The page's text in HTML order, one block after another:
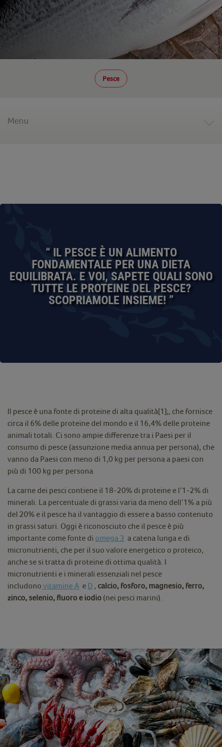
Pesce
Menu
“ IL PESCE È UN ALIMENTO
FONDAMENTALE PER UNA DIETA
EQUILIBRATA. E VOI, SAPETE QUALI SONO
TUTTE LE PROTEINE DEL PESCE?
SCOPRIAMOLE INSIEME! ”
Il pesce è una fonte di proteine di alta qualità[1];, che fornisce
circa il 6% delle proteine del mondo e il 16,4% delle proteine
animali totali. Ci sono ampie differenze tra i Paesi per il
consumo di pesce (assunzione media annua per persona), che
vanno da Paesi con meno di 1,0 kg per persona a paesi con
più di 100 kg per persona
La carne dei pesci contiene il 18-20% di proteine e l’1-2% di
minerali. La percentuale di grassi varia da meno dell’1% a più
del 20% e il pesce ha il vantaggio di essere a basso contenuto
in grassi saturi. Oggi è riconosciuto che il pesce è più
importante come fonte di omega 3 a catena lunga e di
micronutrienti, che per il suo valore energetico o proteico,
anche se si tratta di proteine di ottima qualità. I
micronutrienti e i minerali essenziali nel pesce
includono vitamine A e D , calcio, fosforo, magnesio, ferro,
zinco, selenio, fluoro e iodio (nei pesci marini).